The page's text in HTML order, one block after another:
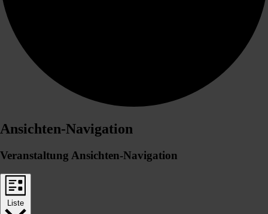
Ansichten-Navigation
Veranstaltung Ansichten-Navigation
Liste